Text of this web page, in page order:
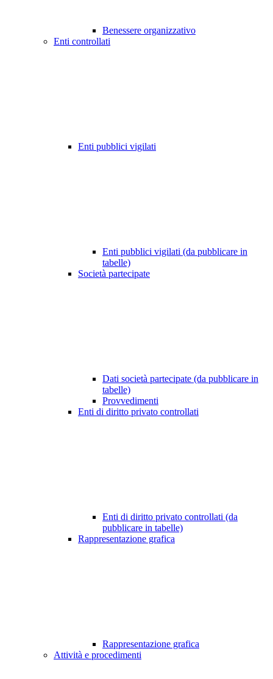
Benessere organizzativo
Enti controllati
Enti pubblici vigilati
Enti pubblici vigilati (da pubblicare in
tabelle)
Società partecipate
Dati società partecipate (da pubblicare in
tabelle)
Provvedimenti
Enti di diritto privato controllati
Enti di diritto privato controllati (da
pubblicare in tabelle)
Rappresentazione grafica
Rappresentazione grafica
Attività e procedimenti